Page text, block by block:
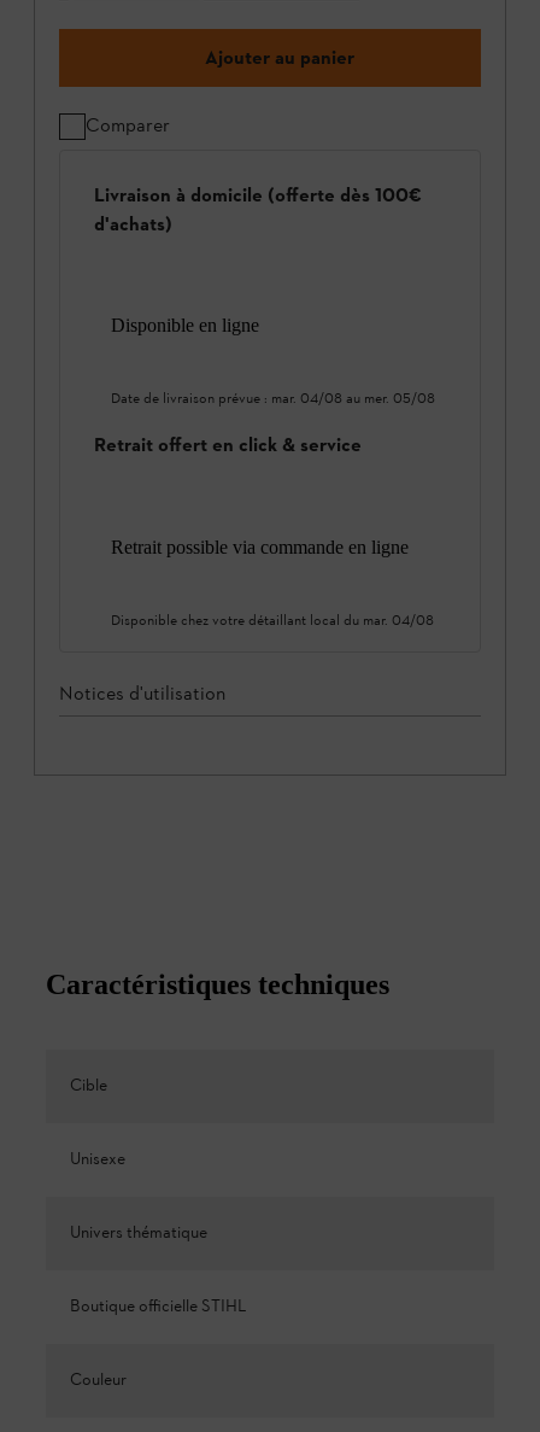
Ajouter au panier
Comparer
Livraison à domicile (offerte dès 100€
d'achats)
Disponible en ligne
Date de livraison prévue : mar. 04/08 au mer. 05/08
Retrait offert en click & service
Retrait possible via commande en ligne
Disponible chez votre détaillant local du mar. 04/08
Notices d'utilisation
Caractéristiques techniques
Cible
Unisexe
Univers thématique
Boutique officielle STIHL
Couleur